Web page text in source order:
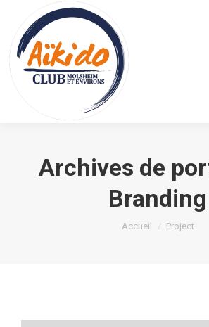
Archives de
Branding
Vous êtes ici :
Accueil Project